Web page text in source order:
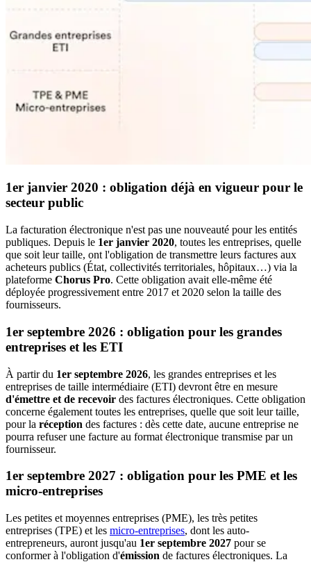
1er janvier 2020 : obligation déjà en vigueur pour le
secteur public
La facturation électronique n'est pas une nouveauté pour les entités
publiques. Depuis le 1er janvier 2020, toutes les entreprises, quelle
que soit leur taille, ont l'obligation de transmettre leurs factures aux
acheteurs publics (État, collectivités territoriales, hôpitaux…) via la
plateforme Chorus Pro. Cette obligation avait elle-même été
déployée progressivement entre 2017 et 2020 selon la taille des
fournisseurs.
1er septembre 2026 : obligation pour les grandes
entreprises et les ETI
À partir du 1er septembre 2026, les grandes entreprises et les
entreprises de taille intermédiaire (ETI) devront être en mesure
d'émettre et de recevoir des factures électroniques. Cette obligation
concerne également toutes les entreprises, quelle que soit leur taille,
pour la réception des factures : dès cette date, aucune entreprise ne
pourra refuser une facture au format électronique transmise par un
fournisseur.
1er septembre 2027 : obligation pour les PME et les
micro-entreprises
Les petites et moyennes entreprises (PME), les très petites
entreprises (TPE) et les micro-entreprises, dont les auto-
entrepreneurs, auront jusqu'au 1er septembre 2027 pour se
conformer à l'obligation d'émission de factures électroniques. La